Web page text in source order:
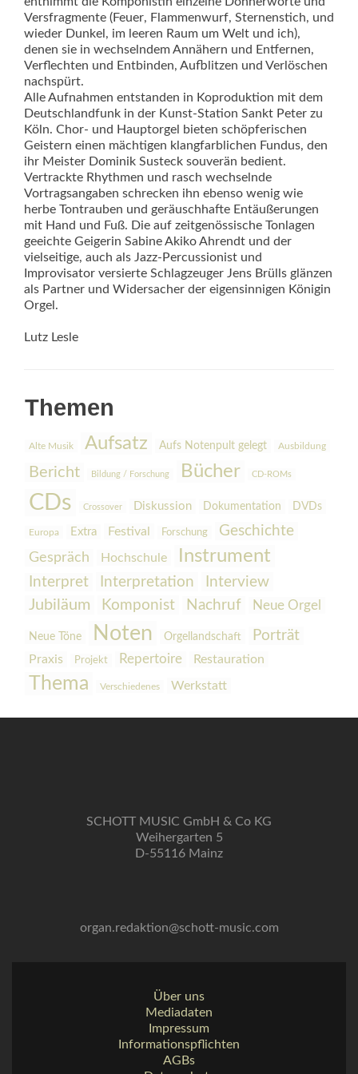
Versfragmente (Feuer, Flammenwurf, Sternenstich, und
wieder Dunkel, im leeren Raum um Welt und ich),
denen sie in wechselndem Annähern und Entfernen,
Verflechten und Entbinden, Aufblitzen und Verlöschen
nachspürt.
Alle Aufnahmen entstanden in Koproduktion mit dem
Deutschlandfunk in der Kunst-Station Sankt Peter zu
Köln. Chor- und Hauptorgel bieten schöpferischen
Geis­tern einen mächtigen klangfarblichen Fundus, den
ihr Meister Dominik Susteck souverän bedient.
Vertrackte Rhythmen und rasch wechselnde
Vortragsangaben schre­cken ihn ebenso wenig wie
herbe Tontrauben und geräuschhafte Entäußerungen
mit Hand und Fuß. Die auf zeitgenössische Tonlagen
geeichte Geigerin Sabine Akiko Ah­rendt und der
vielseitige, auch als Jazz-Percussionist und
Improvisator versierte Schlagzeuger Jens Brülls glänzen
als Partner und Widersacher der eigensinnigen Königin
Orgel.
Lutz Lesle
Themen
Alte Musik Aufsatz Aufs Notenpult gelegt Ausbildung
Bericht Bildung / Forschung Bücher CD-ROMs
CDs Crossover Diskussion Dokumentation DVDs
Europa Extra Festival Forschung Geschichte
Gespräch Hochschule Instrument
Interpret Interpretation
Interview
Jubiläum
Komponist Nachruf Neue Orgel
Neue Töne Noten Orgellandschaft Porträt
Praxis Projekt Repertoire Restauration
Thema Verschiedenes Werkstatt
SCHOTT MUSIC GmbH & Co KG
Weihergarten 5
D-55116 Mainz
organ.redaktion@schott-music.com
Über uns
Mediadaten
Impressum
Informationspflichten
AGBs